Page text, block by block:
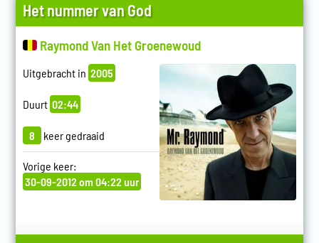
Het nummer van God
Raymond Van Het Groenewoud
Uitgebracht in 2005
Duurt 02:44
8 keer gedraaid
Vorige keer:
30-09-2012 om 04:22 uur